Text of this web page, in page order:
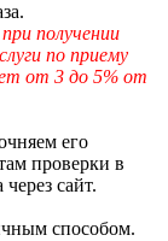
получении
по приему
от 3 до 5% от
его
проверки в
сайт.
способом.